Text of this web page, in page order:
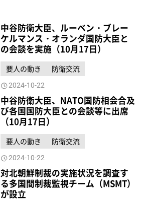
中谷防衛大臣、ルーベン・ブレー
ケルマンス・オランダ国防大臣と
の会談を実施（10月17日）
要人の動き 防衛交流
2024-10-22
中谷防衛大臣、NATO国防相会合及
び各国国防大臣との会談等に出席
（10月17日）
要人の動き 防衛交流
2024-10-22
対北朝鮮制裁の実施状況を調査す
る多国間制裁監視チーム（MSMT）
が設立